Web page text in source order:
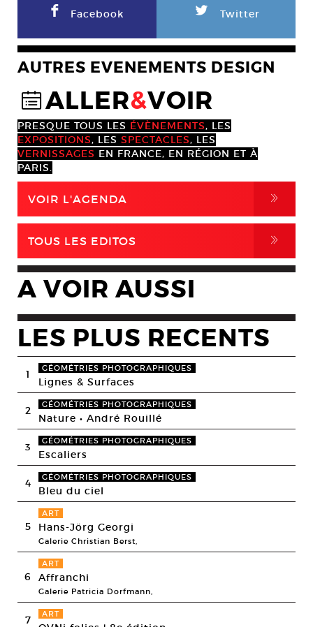
F Facebook L Twitter
AUTRES EVENEMENTS DESIGN
@ALLER&VOIR
PRESQUE TOUS LES ÉVÈNEMENTS, LES
EXPOSITIONS, LES SPECTACLES, LES
VERNISSAGES EN FRANCE, EN RÉGION ET À
PARIS.
VOIR L'AGENDA ,
TOUS LES EDITOS ,
A VOIR AUSSI
LES PLUS RECENTS
1 GÉOMÉTRIES PHOTOGRAPHIQUES
Lignes & Surfaces
2 GÉOMÉTRIES PHOTOGRAPHIQUES
Nature • André Rouillé
3 GÉOMÉTRIES PHOTOGRAPHIQUES
Escaliers
4 GÉOMÉTRIES PHOTOGRAPHIQUES
Bleu du ciel
5
ART
Hans-Jörg Georgi
Galerie Christian Berst,
6
ART
Affranchi
Galerie Patricia Dorfmann,
7 ART